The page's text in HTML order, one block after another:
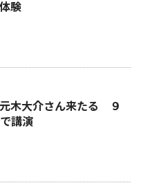
験
木大介さん来たる ９
講演